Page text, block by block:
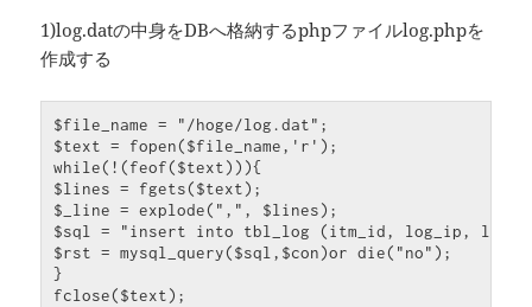
1)log.datの中身をDBへ格納するphpファイルlog.phpを
作成する
$file_name = "/hoge/log.dat";
$text = fopen($file_name,'r');
while(!(feof($text))){
$lines = fgets($text);
$_line = explode(",", $lines);
$sql = "insert into tbl_log (itm_id, log_ip,
$rst = mysql_query($sql,$con)or die("no");
}
fclose($text);